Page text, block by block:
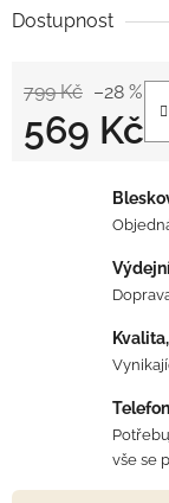
Dostupnost
799 Kč –28 %
569 Kč
vše se